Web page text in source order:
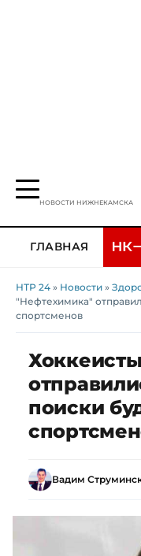
НОВОСТИ НИЖНЕКАМСКА
ГЛАВНАЯ
НТР 24 » Новости »
"Нефтехимика"
спортсменов
поиски
Вадим